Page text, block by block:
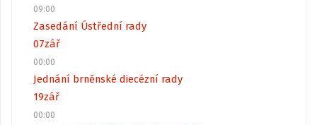
09:00
Zasedání Ústřední rady
07zář
00:00
Jednání brněnské diecézní rady
19zář
00:00